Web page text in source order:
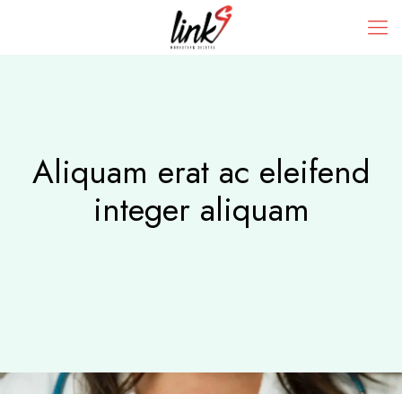
Aliquam erat ac eleifend
integer aliquam